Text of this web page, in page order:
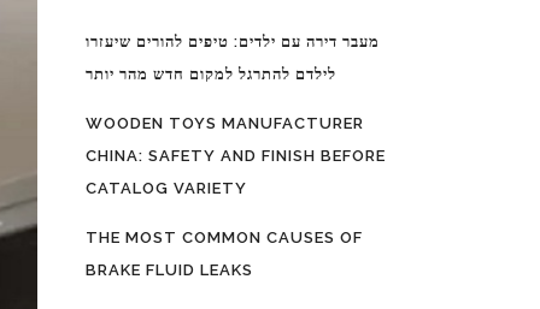
מעבר דירה עם ילדים: טיפים להורים שיעזרו
לילדם להתרגל למקום חדש מהר יותר
WOODEN TOYS MANUFACTURER
CHINA: SAFETY AND FINISH BEFORE
CATALOG VARIETY
THE MOST COMMON CAUSES OF
BRAKE FLUID LEAKS